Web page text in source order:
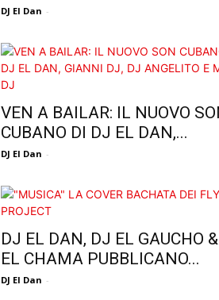
DJ El Dan -
VEN A BAILAR: IL NUOVO
CUBANO DI DJ EL DAN,...
DJ El Dan -
DJ EL DAN, DJ EL GAUCHO
EL CHAMA PUBBLICANO...
DJ El Dan -